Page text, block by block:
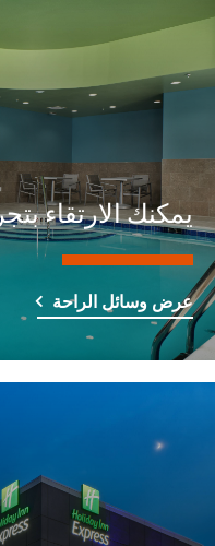
يمكنك الارتقاء
عرض وسائل الراحة